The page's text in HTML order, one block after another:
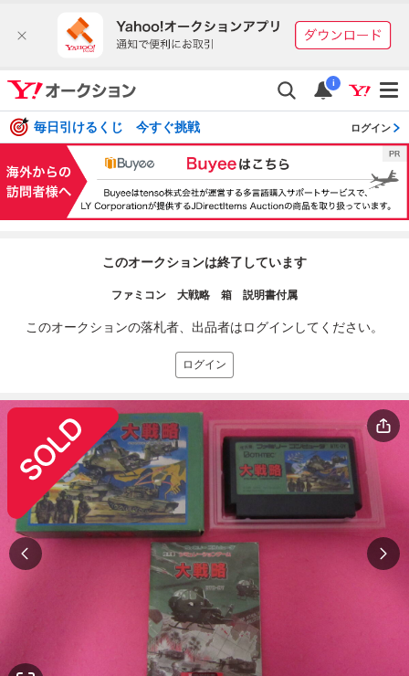
i
毎日引けるくじ 今すぐ挑戦 ログイン
このオークションは終了しています
ファミコン 大戦略 箱 説明書付属
このオークションの落札者、出品者はログインしてください。
ログイン